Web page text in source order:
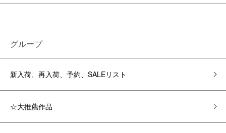
グループ
新入荷、再入荷、予約、SALEリスト
☆大推薦作品